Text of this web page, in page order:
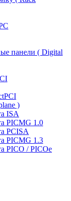
панели ( Digital
)
ISA
PICMG 1.0
PCISA
PICMG 1.3
PICO / PICOe